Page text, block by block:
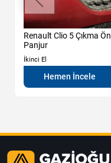
Renault Clio 5 Çıkma Ön
Panjur
İkinci El
Hemen İncele